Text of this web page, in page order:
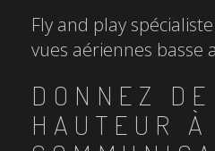
Fly and play
vues aériennes basse
DONNEZ
HAUTEUR À